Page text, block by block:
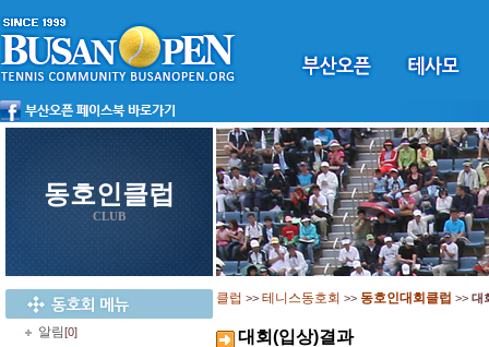
동호인클럽
CLUB
알림[0]
클럽 >> 테니스동호회 >> 동호인대회클럽 >> 대
대회(입상)결과